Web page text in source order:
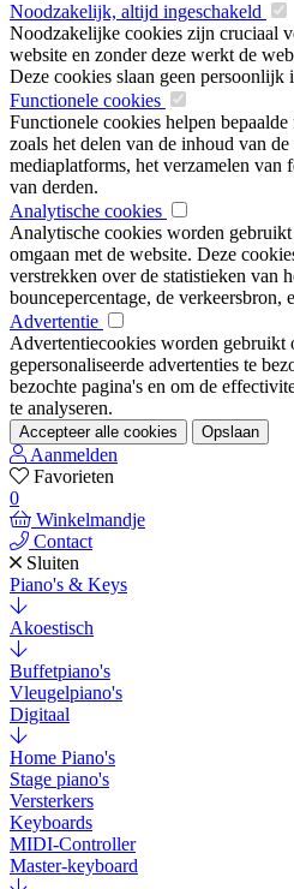
Noodzakelijk, altijd ingeschakeld
Noodzakelijke cookies zijn cruciaal
website en zonder deze werkt de
Deze cookies slaan geen persoonlijk
Functionele cookies
Functionele cookies helpen
zoals het delen van de inhoud van
mediaplatforms, het verzamelen van
van derden.
Analytische cookies
Analytische cookies worden
omgaan met de website. Deze
verstrekken over de statistieken van
bouncepercentage, de verkeersbron,
Advertentie
Advertentiecookies worden gebruikt
gepersonaliseerde advertenties te
bezochte pagina's en om de
te analyseren.
Accepteer alle cookies Opslaan
Aanmelden
Favorieten
0
Winkelmandje
Contact
Sluiten
Piano's & Keys
Akoestisch
Buffetpiano's
Vleugelpiano's
Digitaal
Home Piano's
Stage piano's
Versterkers
Keyboards
MIDI-Controller
Master-keyboard